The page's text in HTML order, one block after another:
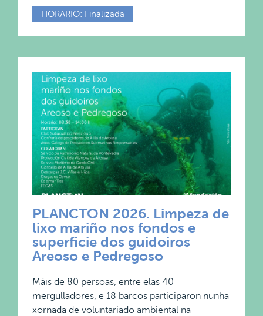
HORARIO: Finalizada
PLANCTON 2026. Limpeza de
lixo mariño nos fondos e
superficie dos guidoiros
Areoso e Pedregoso
Máis de 80 persoas, entre elas 40
mergulladores, e 18 barcos participaron nunha
xornada de voluntariado ambiental na